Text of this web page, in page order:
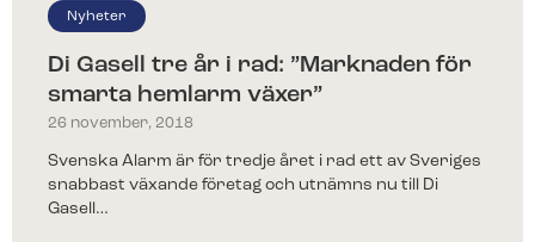
Nyheter
Di Gasell tre år i rad: ”Marknaden för
smarta hemlarm växer”
26 november, 2018
Svenska Alarm är för tredje året i rad ett av Sveriges
snabbast växande företag och utnämns nu till Di
Gasell…